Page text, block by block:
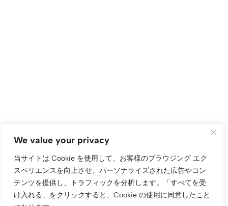
We value your privacy
当サイトは Cookie を使用して、お客様のブラウジング エク
スペリエンスを向上させ、パーソナライズされた広告やコン
テンツを提供し、トラフィックを分析します。
「すべてを受
け入れる」をクリックすると、Cookie の使用に同意したこと